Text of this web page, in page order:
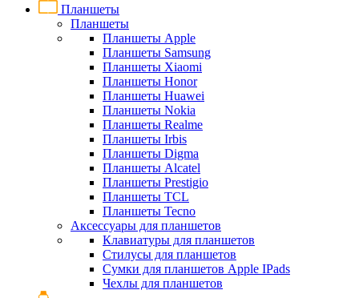
Планшеты
Планшеты
Планшеты Apple
Планшеты Samsung
Планшеты Xiaomi
Планшеты Honor
Планшеты Huawei
Планшеты Nokia
Планшеты Realme
Планшеты Irbis
Планшеты Digma
Планшеты Alcatel
Планшеты Prestigio
Планшеты TCL
Планшеты Tecno
Аксессуары для планшетов
Клавиатуры для планшетов
Стилусы для планшетов
Сумки для планшетов Apple IPads
Чехлы для планшетов